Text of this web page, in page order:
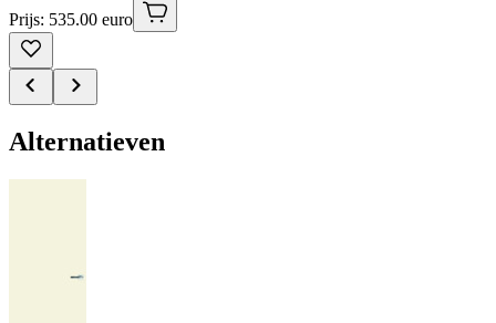
Prijs: 535.00 euro
Alternatieven